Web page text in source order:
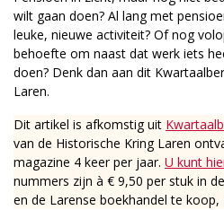
wilt gaan doen? Al lang met
leuke, nieuwe activiteit? Of nog
behoefte om naast dat werk iets
doen? Denk dan aan dit
Laren.
Dit artikel is afkomstig uit
van de Historische Kring Laren
magazine 4 keer per jaar. U kunt
nummers zijn à € 9,50 per stuk in
en de Larense boekhandel te